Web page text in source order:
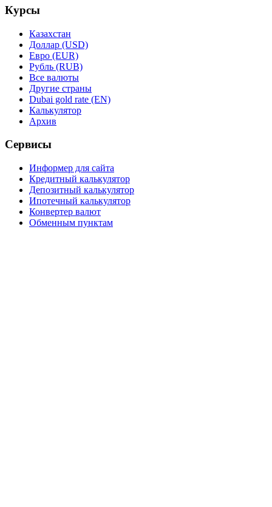
Курсы
Казахстан
Доллар (USD)
Евро (EUR)
Рубль (RUB)
Все валюты
Другие страны
Dubai gold rate (EN)
Калькулятор
Архив
Сервисы
Информер для сайта
Кредитный калькулятор
Депозитный калькулятор
Ипотечный калькулятор
Конвертер валют
Обменным пунктам